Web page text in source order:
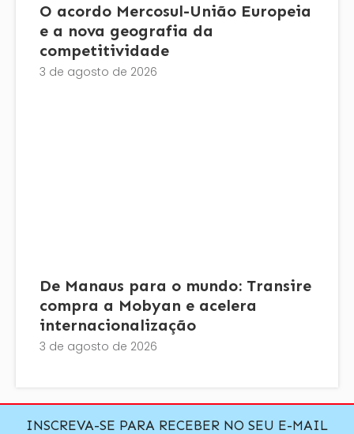
O acordo Mercosul-União Europeia
e a nova geografia da
competitividade
3 de agosto de 2026
De Manaus para o mundo: Transire
compra a Mobyan e acelera
internacionalização
3 de agosto de 2026
INSCREVA-SE PARA RECEBER NO SEU E-MAIL